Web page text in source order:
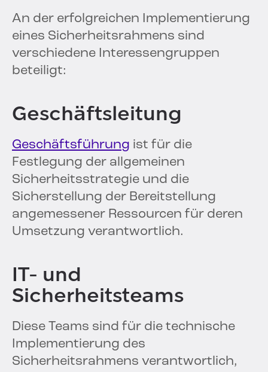
An der erfolgreichen Implementierung
eines Sicherheitsrahmens sind
verschiedene Interessengruppen
beteiligt:
Geschäftsleitung
Geschäftsführung ist für die
Festlegung der allgemeinen
Sicherheitsstrategie und die
Sicherstellung der Bereitstellung
angemessener Ressourcen für deren
Umsetzung verantwortlich.
IT- und
Sicherheitsteams
Diese Teams sind für die technische
Implementierung des
Sicherheitsrahmens verantwortlich,